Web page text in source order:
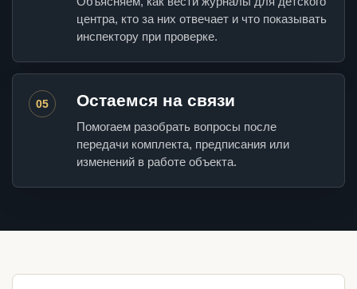
центра, кто за них отвечает и что показывать
инспектору при проверке.
05 Остаемся на связи
Помогаем разобрать вопросы после
передачи комплекта, предписания или
изменений в работе объекта.